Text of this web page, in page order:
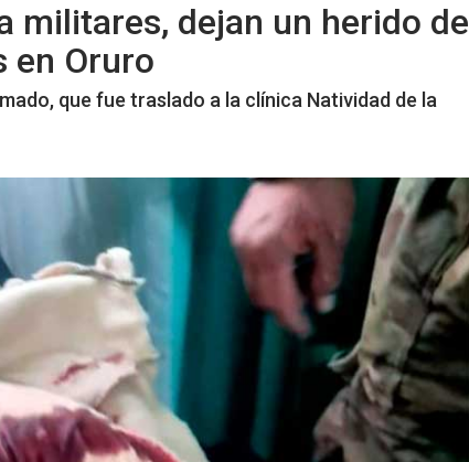
militares, dejan un herido de
en Oruro
que fue traslado a la clínica Natividad de la